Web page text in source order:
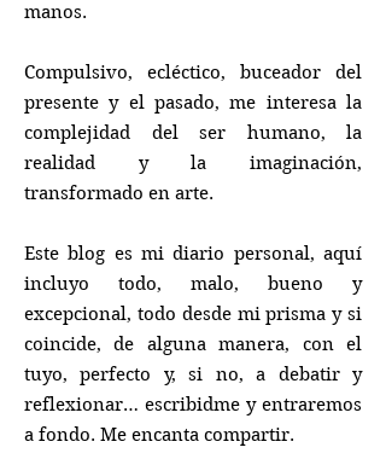
manos.
Compulsivo, ecléctico, buceador del
presente y el pasado, me interesa la
complejidad del ser humano, la
realidad y la imaginación,
transformado en arte.
Este blog es mi diario personal, aquí
incluyo todo, malo, bueno y
excepcional, todo desde mi prisma y si
coincide, de alguna manera, con el
tuyo, perfecto y, si no, a debatir y
reflexionar… escribidme y entraremos
a fondo. Me encanta compartir.